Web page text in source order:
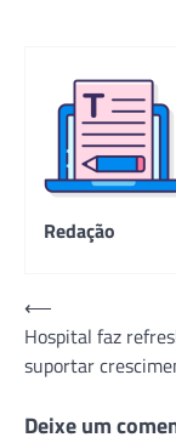
Redação
Navegação
de
Post
⟵
Hospital faz
suportar
Deixe um